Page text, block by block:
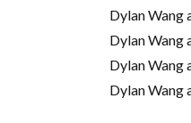
Dylan Wang
Dylan Wang
Dylan Wang
Dylan Wang